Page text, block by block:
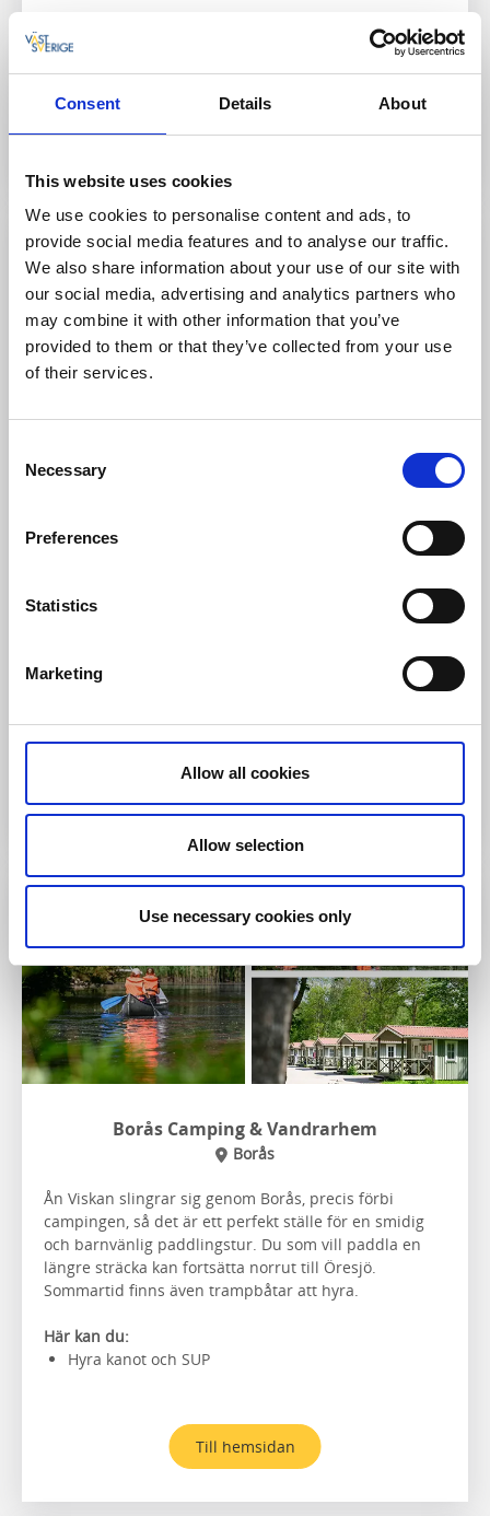
Consent Details About
This website uses cookies
We use cookies to personalise content and ads, to
provide social media features and to analyse our traffic.
We also share information about your use of our site with
our social media, advertising and analytics partners who
may combine it with other information that you’ve
provided to them or that they’ve collected from your use
of their services.
Selection
Necessary
Preferences
Statistics
Marketing
Allow all cookies
Allow selection
Use necessary cookies only
Hyra kajak och SUP
Till hemsidan
Hallins Aktiviteter (Come Out And Play)
Åsunden är en vacker sjö som passar bra för paddling.
Hallins Aktiviteter (Come Out And Play) erbjuder inte
bara uthyrning utan även guidade kajakturer på olika
platser runt om i Västergötland.
Hyra kanot, kajak och SUP
Borås Camping & Vandrarhem
Borås
Ån Viskan slingrar sig genom Borås, precis förbi
campingen, så det är ett perfekt ställe för en smidig
och barnvänlig paddlingstur. Du som vill paddla en
längre sträcka kan fortsätta norrut till Öresjö.
Sommartid finns även trampbåtar att hyra.
Här kan du:
Hyra kanot och SUP
Till hemsidan